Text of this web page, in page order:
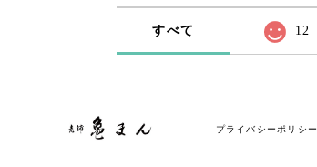
すべて 12
プライバシーポリシー